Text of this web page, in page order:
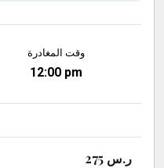
وقت المغادرة
12:00 pm
275 ر.س